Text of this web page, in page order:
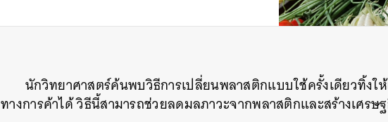
นักวิทยาศาสตร์ค้นพบวิธีการเปลี่ยนพลาสติกแบบใช้ครั้งเดียวทิ้ง
ทางการค้าได้วิธีนี้สามารถช่วยลดมลภาวะจากพลาสติกและสร้างเศรษ